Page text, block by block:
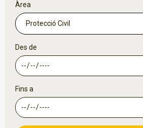
Àrea
Des de
Fins a